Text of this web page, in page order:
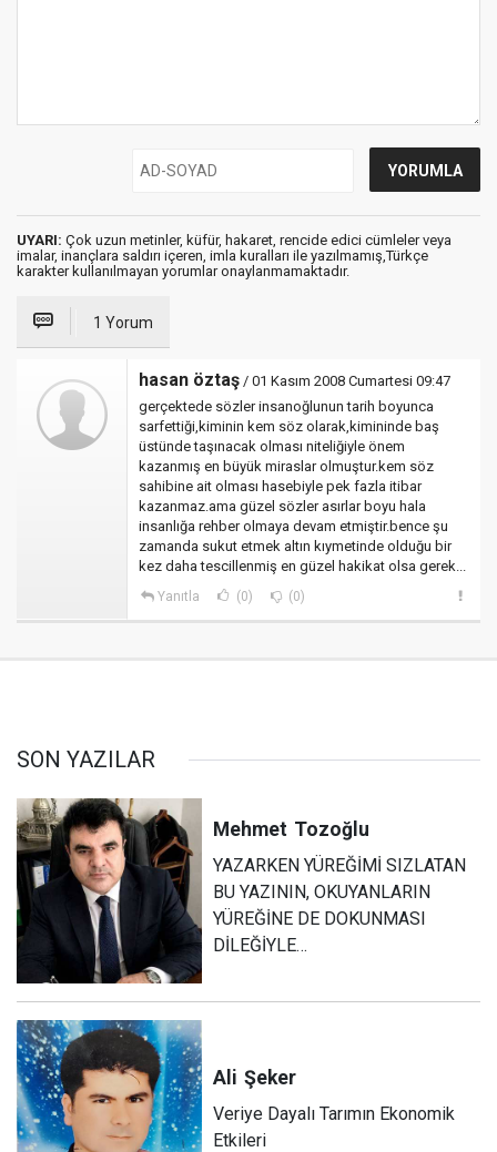
UYARI: Çok uzun metinler, küfür, hakaret, rencide edici cümleler veya
imalar, inançlara saldırı içeren, imla kuralları ile yazılmamış,Türkçe
karakter kullanılmayan yorumlar onaylanmamaktadır.
1 Yorum
hasan öztaş / 01 Kasım 2008 Cumartesi 09:47
gerçektede sözler insanoğlunun tarih boyunca
sarfettiği,kiminin kem söz olarak,kimininde baş
üstünde taşınacak olması niteliğiyle önem
kazanmış en büyük miraslar olmuştur.kem söz
sahibine ait olması hasebiyle pek fazla itibar
kazanmaz.ama güzel sözler asırlar boyu hala
insanlığa rehber olmaya devam etmiştir.bence şu
zamanda sukut etmek altın kıymetinde olduğu bir
kez daha tescillenmiş en güzel hakikat olsa gerek...
Yanıtla (0) (0)
SON YAZILAR
Mehmet Tozoğlu
YAZARKEN YÜREĞİMİ SIZLATAN
BU YAZININ, OKUYANLARIN
YÜREĞİNE DE DOKUNMASI
DİLEĞİYLE…
Ali Şeker
Veriye Dayalı Tarımın Ekonomik
Etkileri